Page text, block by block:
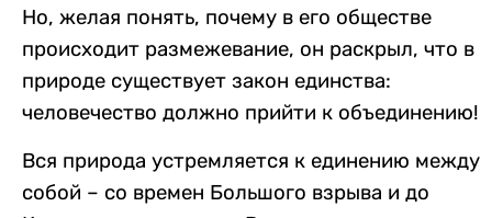
Но, желая понять, почему в его обществе
происходит размежевание, он раскрыл, что в
природе существует закон единства:
человечество должно прийти к объединению!
Вся природа устремляется к единению между
собой – со времен Большого взрыва и до